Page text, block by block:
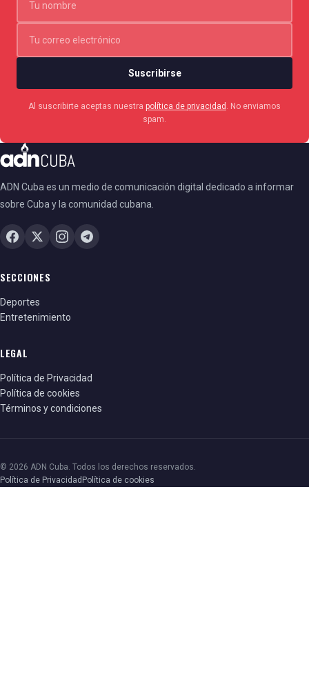
Suscribirse
Al suscribirte aceptas nuestra política de privacidad
. No enviamos
spam.
ADN Cuba es un medio de comunicación digital dedicado a informar
sobre Cuba y la comunidad cubana.
SECCIONES
Deportes
Entretenimiento
LEGAL
Política de Privacidad
Política de cookies
Términos y condiciones
© 2026 ADN Cuba. Todos los derechos reservados.
Política de Privacidad Política de cookies